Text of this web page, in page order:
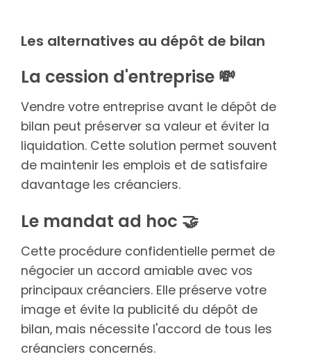
Les alternatives au dépôt de bilan
La cession d'entreprise 💸
Vendre votre entreprise avant le dépôt de
bilan peut préserver sa valeur et éviter la
liquidation. Cette solution permet souvent
de maintenir les emplois et de satisfaire
davantage les créanciers.
Le mandat ad hoc 🤝
Cette procédure confidentielle permet de
négocier un accord amiable avec vos
principaux créanciers. Elle préserve votre
image et évite la publicité du dépôt de
bilan, mais nécessite l'accord de tous les
créanciers concernés.